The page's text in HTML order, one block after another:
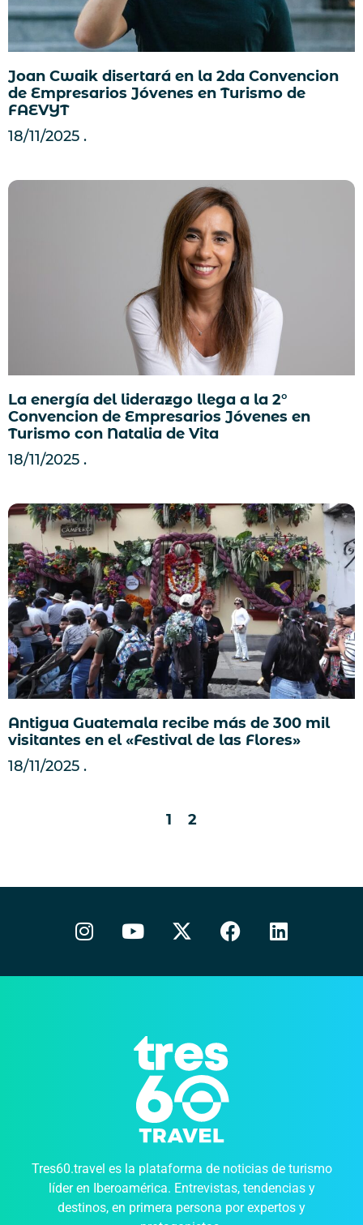
Joan Cwaik disertará en la 2da Convencion
de Empresarios Jóvenes en Turismo de
FAEVYT
18/11/2025
La energía del liderazgo llega a la 2°
Convencion de Empresarios Jóvenes en
Turismo con Natalia de Vita
18/11/2025
Antigua Guatemala recibe más de 300 mil
visitantes en el «Festival de las Flores»
18/11/2025
1 2
Tres60.travel es la plataforma de noticias de turismo
líder en Iberoamérica. Entrevistas, tendencias y
destinos, en primera persona por expertos y